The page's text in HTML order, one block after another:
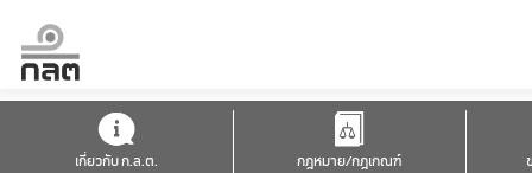
เกี่ยวกับ ก.ล.ต. กฎหมาย/กฎเกณฑ์